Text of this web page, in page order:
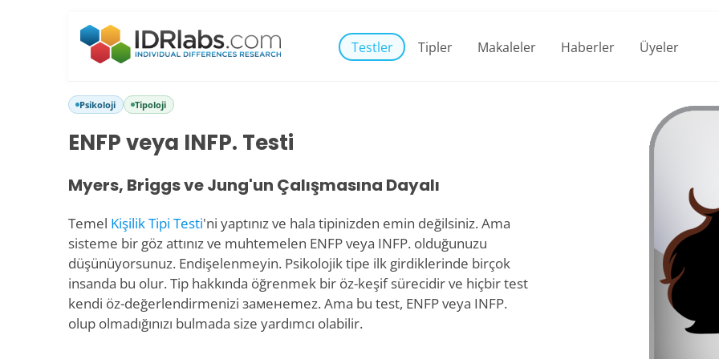
Testler Tipler Makaleler Haberler Üyeler
Psikoloji Tipoloji
ENFP veya INFP. Testi
Myers, Briggs ve Jung'un Çalışmasına Dayalı
Temel Kişilik Tipi Testi'ni yaptınız ve hala tipinizden emin değilsiniz. Ama
sisteme bir göz attınız ve muhtemelen ENFP veya INFP. olduğunuzu
düşünüyorsunuz. Endişelenmeyin. Psikolojik tipe ilk girdiklerinde birçok
insanda bu olur. Tip hakkında öğrenmek bir öz-keşif sürecidir ve hiçbir test
kendi öz-değerlendirmenizi заменemez. Ama bu test, ENFP veya INFP.
olup olmadığınızı bulmada size yardımcı olabilir.